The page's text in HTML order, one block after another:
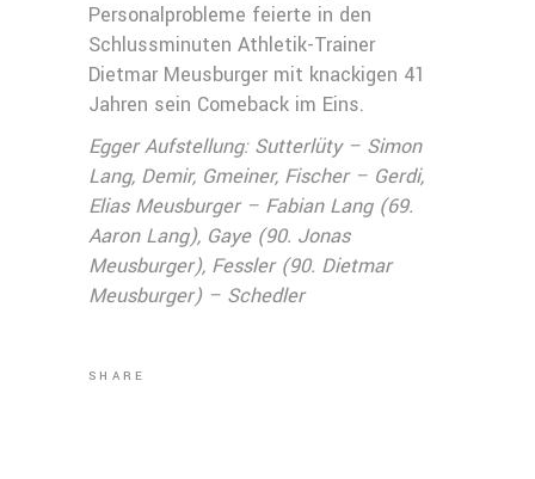
Personalprobleme feierte in den
Schlussminuten Athletik-Trainer
Dietmar Meusburger mit knackigen 41
Jahren sein Comeback im Eins.
Egger Aufstellung: Sutterlüty – Simon
Lang, Demir, Gmeiner, Fischer – Gerdi,
Elias Meusburger – Fabian Lang (69.
Aaron Lang), Gaye (90. Jonas
Meusburger), Fessler (90. Dietmar
Meusburger) – Schedler
SHARE